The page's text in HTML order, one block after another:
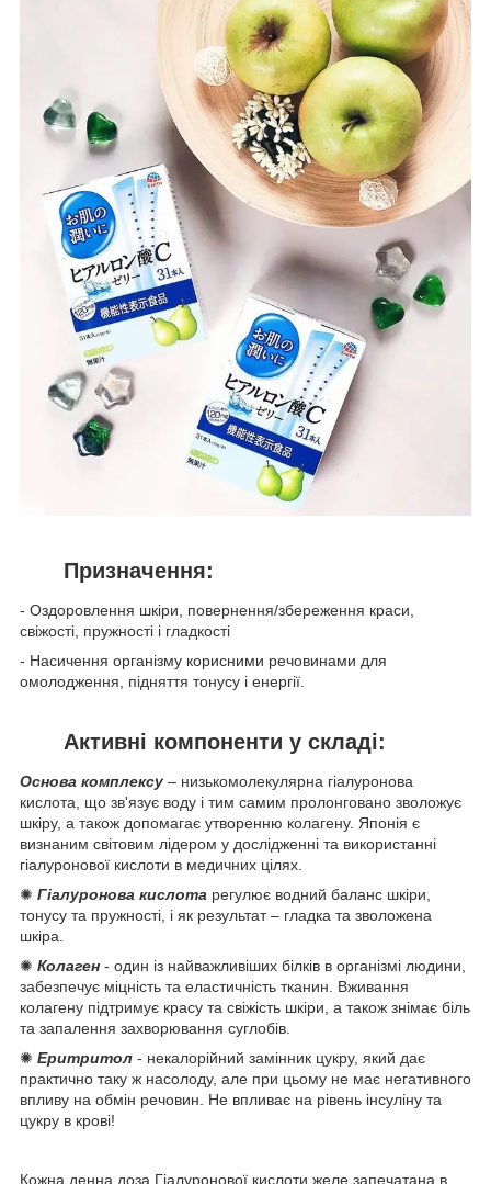
Призначення:
- Оздоровлення шкіри, повернення/збереження краси,
свіжості, пружності і гладкості
- Насичення організму корисними речовинами для
омолодження, підняття тонусу і енергії.
Активні компоненти у складі:
Основа комплексу – низькомолекулярна гіалуронова
кислота, що зв'язує воду і тим самим пролонговано зволожує
шкіру, а також допомагає утворенню колагену. Японія є
визнаним світовим лідером у дослідженні та використанні
гіалуронової кислоти в медичних цілях.
✺ Гіалуронова кислота регулює водний баланс шкіри,
тонусу та пружності, і як результат – гладка та зволожена
шкіра.
✺ Колаген - один із найважливіших білків в організмі людини,
забезпечує міцність та еластичність тканин. Вживання
колагену підтримує красу та свіжість шкіри, а також знімає біль
та запалення захворювання суглобів.
✺ Еритритол - некалорійний замінник цукру, який дає
практично таку ж насолоду, але при цьому не має негативного
впливу на обмін речовин. Не впливає на рівень інсуліну та
цукру в крові!
Кожна денна доза Гіалуронової кислоти желе запечатана в